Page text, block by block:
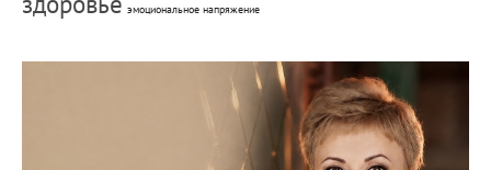
эмоциональное напряжение